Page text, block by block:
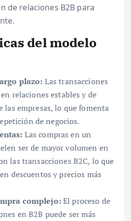
de relaciones B2B para
del modelo
plazo: Las transacciones
relaciones estables y de
las empresas, lo que fomenta
de negocios.
Las compras en un
ser de mayor volumen en
las transacciones B2C, lo que
descuentos y precios más
complejo:El proceso de
en B2B puede ser más